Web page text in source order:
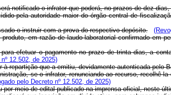
notificado o infrator que poderá, no prazos de dez
pela autoridade maior do órgão central de
o instruir com a prova do respectivo depósito.
em razão de laudo laboratorial confirmado em
efetuar o pagamento no prazo de trinta dias, a
12.502, de 2025)
repartição que a emitiu, devidamente autenticada pelo
se o infrator, renunciando ao recurso,
pelo Decreto nº 12.502, de 2025)
meio de edital publicado na imprensa oficial, neste